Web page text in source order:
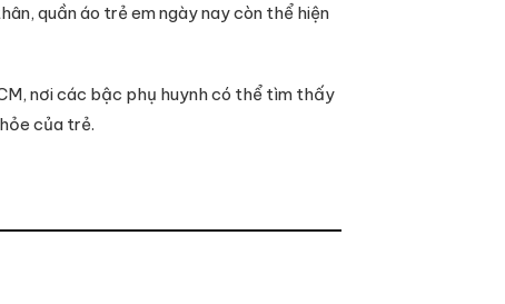
quần áo trẻ em ngày nay còn thể hiện
nơi các bậc phụ huynh có thể tìm thấy
của trẻ.